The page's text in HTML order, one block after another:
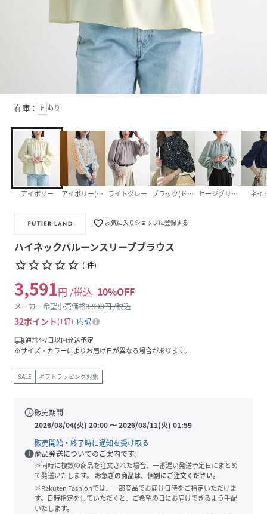
在庫： F あり
アイボリー アイボリー(ドット)ライトグレー ブラック(ドット)セージグリーン ネイ
favorite_border お気に入りショップに登録する
ハイネックバルーンスリーブブラウス
star_borderstar_borderstar_borderstar_borderstar_border (-件)
3,591円 /税込 10%OFF
メーカー希望小売価格3,990円 /税込
32ポイント 1倍
内訳
local_shipping通常4-7日以内発送予定
※サイズ・カラーによりお届け日が異なる場合があります。
SALE ギフトラッピング対象
schedule販売期間
2026/08/04(火) 20:00〜2026/08/11(火) 01:59
販売開始・終了時に通知を受け取る
info商品発送についてのご案内です。
※同時に複数の商品を注文された場合、一番遅い発送予定日にまとめ
て発送いたします。
お急ぎの商品は、個別にご注文ください。
※Rakuten Fashionでは、一部商品でお届け日時をご指定いただけま
す。日時指定をしていただくと、ご希望の日にお届けできるよう手配
いたします。